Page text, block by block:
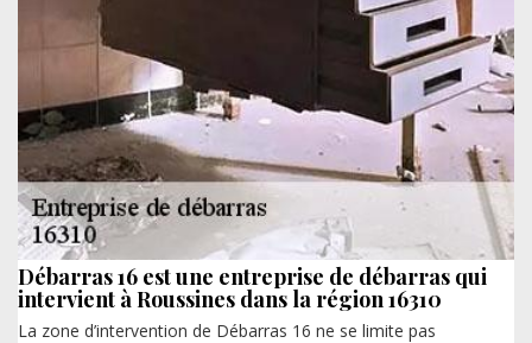
Débarras 16 est une entreprise de débarras qui
intervient à Roussines dans la région 16310
La zone d’intervention de Débarras 16 ne se limite pas